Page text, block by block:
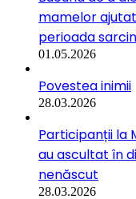
mamelor
perioada
01.05.2026
Povestea inimii
28.03.2026
Participanții la
au ascultat în
nenăscut
28.03.2026